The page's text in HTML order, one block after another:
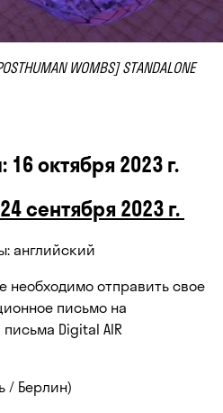
WOMBS] STANDALONE
октября 2023 г.
сентября 2023 г.
английский
необходимо отправить свое
письмо на
письма Digital AIR
/ Берлин)